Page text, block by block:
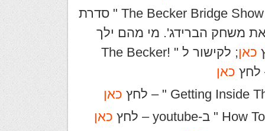
לקישור ל " The Becker Bridge Show – episode 1: Introduction " סדרת
ללמוד את משחק הברידג'. מי מהם ילך
כאן
; לקישור ל " !The Becker
כאן
כאן
כאן